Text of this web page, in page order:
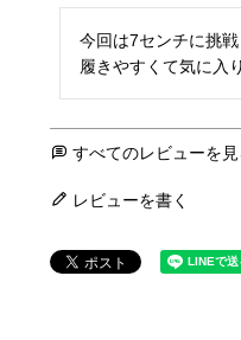
今回は7センチに挑戦
履きやすくて気に入
すべてのレビューを見
レビューを書く